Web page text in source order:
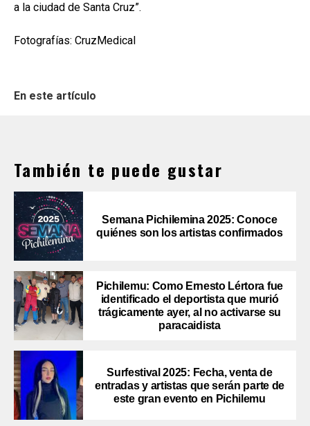
a la ciudad de Santa Cruz”.
Fotografías: CruzMedical
En este artículo
También te puede gustar
Semana Pichilemina 2025: Conoce
quiénes son los artistas confirmados
Pichilemu: Como Ernesto Lértora fue
identificado el deportista que murió
trágicamente ayer, al no activarse su
paracaidista
Surfestival 2025: Fecha, venta de
entradas y artistas que serán parte de
este gran evento en Pichilemu